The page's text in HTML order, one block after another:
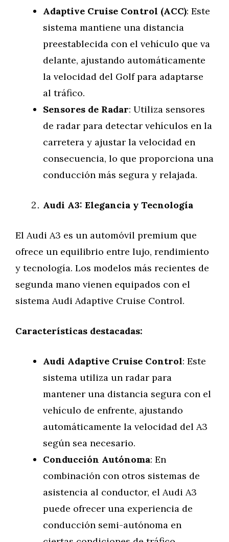
Adaptive Cruise Control (ACC): Este
sistema mantiene una distancia
preestablecida con el vehículo que va
delante, ajustando automáticamente
la velocidad del Golf para adaptarse
al tráfico.
Sensores de Radar: Utiliza sensores
de radar para detectar vehículos en la
carretera y ajustar la velocidad en
consecuencia, lo que proporciona una
conducción más segura y relajada.
Audi A3: Elegancia y Tecnología
El Audi A3 es un automóvil premium que
ofrece un equilibrio entre lujo, rendimiento
y tecnología. Los modelos más recientes de
segunda mano vienen equipados con el
sistema Audi Adaptive Cruise Control.
Características destacadas:
Audi Adaptive Cruise Control: Este
sistema utiliza un radar para
mantener una distancia segura con el
vehículo de enfrente, ajustando
automáticamente la velocidad del A3
según sea necesario.
Conducción Autónoma: En
combinación con otros sistemas de
asistencia al conductor, el Audi A3
puede ofrecer una experiencia de
conducción semi-autónoma en